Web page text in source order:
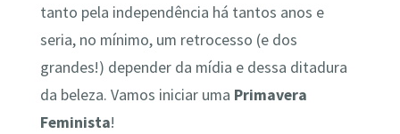
tanto pela independência há tantos anos e
seria, no mínimo, um retrocesso (e dos
grandes!) depender da mídia e dessa ditadura
da beleza. Vamos iniciar uma Primavera
Feminista!